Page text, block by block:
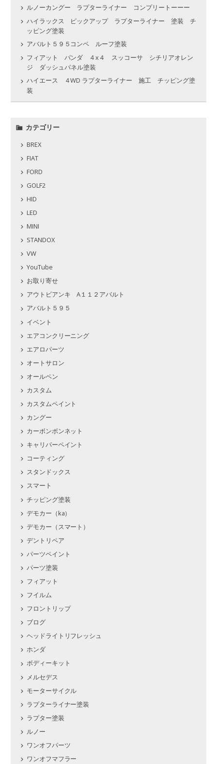
ルノーカングー ラプターライナー コンプリートーーー
ハイラックス ピックアップ ラプターライナー 塗装 チ
ッピング塗装
アバルト５９５コンペ ルーフ塗装
フィアット パンダ ４x４ スッコーサ シチリアオレン
ジ ダッシュパネル塗装
ハイエース ４WD ラプターライナー 施工 チッピング塗
装
カテゴリー
BREX
FIAT
FORD
GOLF2
HID
LED
MINI
STANDOX
VW
YouTube
お取り寄せ
アウトビアンキ A１１２アバルト
アバルト５９５
イベント
エアコンクリーニング
エアロパーツ
オートサロン
オールペン
カスタム
カスタムペイント
カングー
カーボンボンネット
キャリパーペイント
コーティング
スタンドックス
スマート
チッピング塗装
デモカー（ka）
デモカー（スマート）
デントリペア
パーツペイント
パーツ塗装
フィアット
フイルム
フロントリップ
ブログ
ヘッドライトリフレッシュ
ホンダ
ボディーキット
メルセデス
モーターサイクル
ラプターライナー塗装
ラプター塗装
ルノー
ワンオフパーツ
ワンオフマフラー